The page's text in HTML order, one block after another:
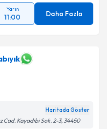
Yarın
11:00 Daha Fazla
Haritada Göster
Cad. Kayadibi Sok. 2-3, 34450